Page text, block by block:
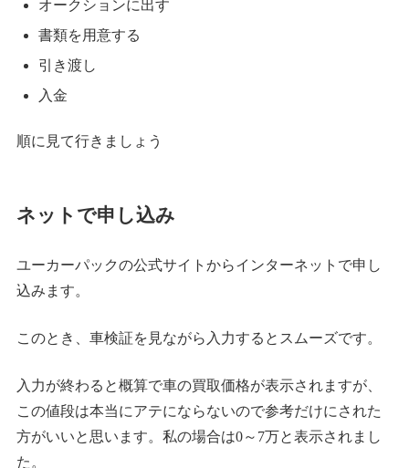
オークションに出す
書類を用意する
引き渡し
入金
順に見て行きましょう
ネットで申し込み
ユーカーパックの公式サイトからインターネットで申し
込みます。
このとき、車検証を見ながら入力するとスムーズです。
入力が終わると概算で車の買取価格が表示されますが、
この値段は本当にアテにならないので参考だけにされた
方がいいと思います。私の場合は0～7万と表示されまし
た。